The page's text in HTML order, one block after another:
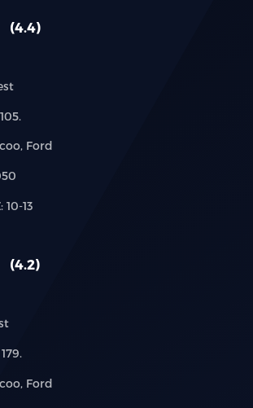
figyelő rendszer (TPMS)
es sávelhagyásra figyelmeztető
rendszer (BSD)
figyelmeztető jelzés (DOW)
figyelmeztető rendszer (RCW)
figyelmeztető rendszer
szabályozás (CSA)
4.4
Ford
10-13
4.2
Ford